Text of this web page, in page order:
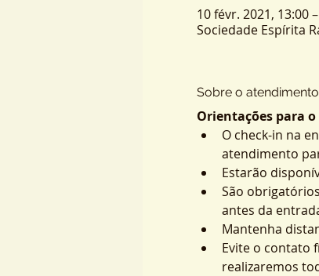
10 févr. 2021, 13:00
Sociedade Espírita
Sobre o atendimento
Orientações para
O check-in na
atendimento
Estarão
São
antes da
Mantenha
Evite o contato
realizaremos